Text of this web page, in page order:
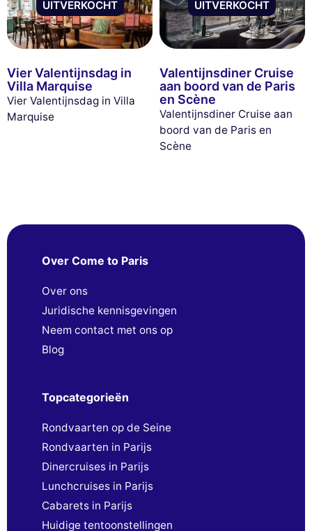
UITVERKOCHT
Vier Valentijnsdag in
Villa Marquise
Vier Valentijnsdag in Villa
Marquise
UITVERKOCHT
Valentijnsdiner Cruise
aan boord van de Paris
en Scène
Valentijnsdiner Cruise aan
boord van de Paris en
Scène
Over Come to Paris
Over ons
Juridische kennisgevingen
Neem contact met ons op
Blog
Topcategorieën
Rondvaarten op de Seine
Rondvaarten in Parijs
Dinercruises in Parijs
Lunchcruises in Parijs
Cabarets in Parijs
Huidige tentoonstellingen